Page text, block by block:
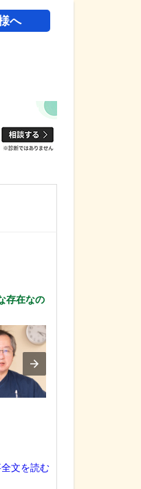
へ
存在なの
文を読む